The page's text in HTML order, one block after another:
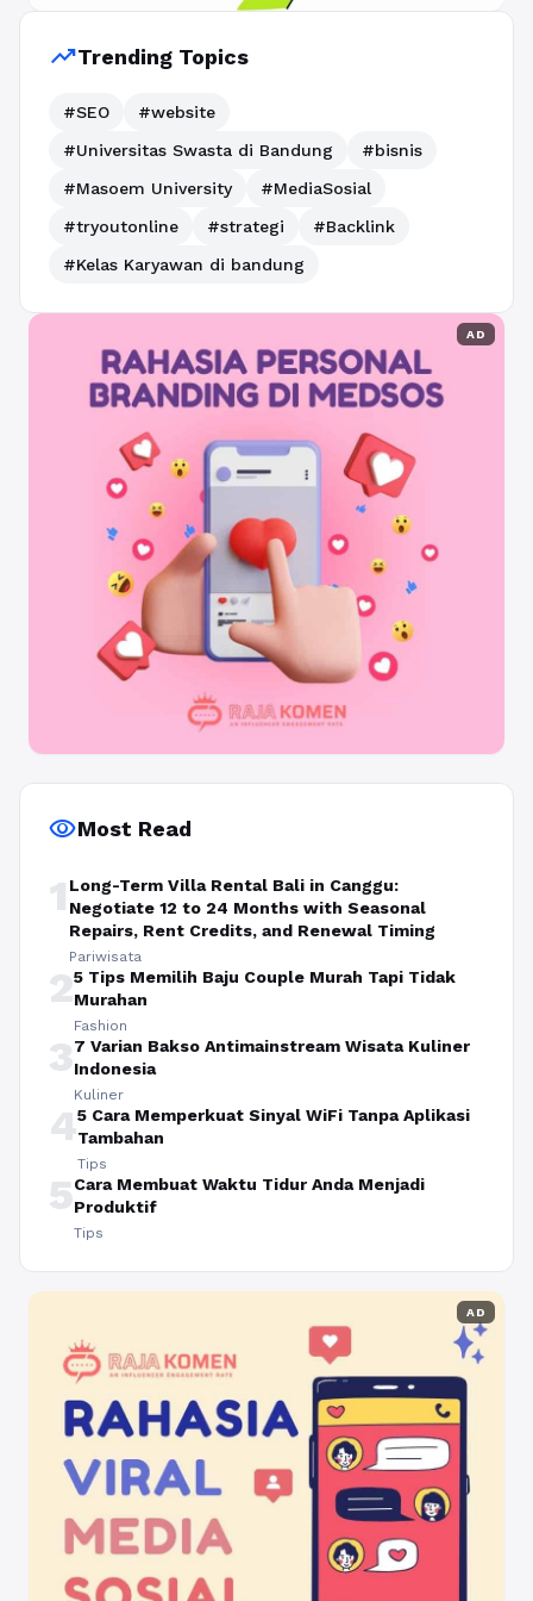
trending_upTrending Topics
#SEO
#website
#Universitas Swasta di Bandung
#bisnis
#Masoem University
#MediaSosial
#tryoutonline
#strategi
#Backlink
#Kelas Karyawan di bandung
AD
visibilityMost Read
1 Long-Term Villa Rental Bali in Canggu:
Negotiate 12 to 24 Months with Seasonal
Repairs, Rent Credits, and Renewal Timing
Pariwisata
25 Tips Memilih Baju Couple Murah Tapi Tidak
Murahan
Fashion
37 Varian Bakso Antimainstream Wisata Kuliner
Indonesia
Kuliner
45 Cara Memperkuat Sinyal WiFi Tanpa Aplikasi
Tambahan
Tips
5Cara Membuat Waktu Tidur Anda Menjadi
Produktif
Tips
AD